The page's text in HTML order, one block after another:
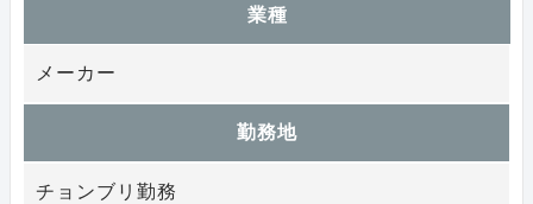
業種
メーカー
勤務地
チョンブリ勤務